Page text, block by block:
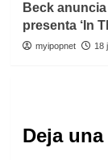
Beck
presenta ‘In
myipopnet 18
Deja